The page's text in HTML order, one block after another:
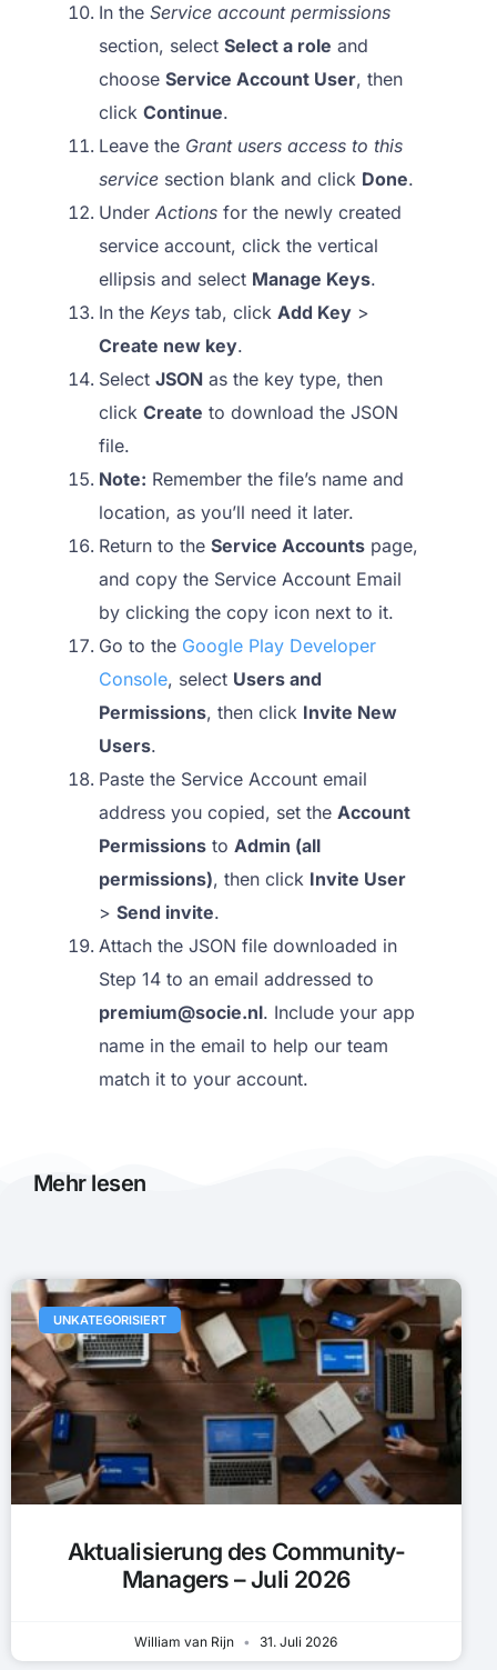
In the Service account permissions
section, select Select a role and
choose Service Account User, then
click Continue.
Leave the Grant users access to this
servicesection blank and click Done.
Under Actionsfor the newly created
service account, click the vertical
ellipsis and select Manage Keys.
In the Keystab, click Add Key>
Create new key.
Select JSONas the key type, then
click Create to download the JSON
file.
Note: Remember the file’s name and
location, as you’ll need it later.
Return to the Service Accountspage,
and copy the Service Account Email
by clicking the copy icon next to it.
Go to the Google Play Developer
Console, select Users and
Permissions, then click Invite New
Users.
Paste the Service Account email
address you copied, set the Account
Permissionsto Admin (all
permissions), then click Invite User
> Send invite.
Attach the JSON file downloaded in
Step 14 to an email addressed to
premium@socie.nl. Include your app
name in the email to help our team
match it to your account.
Mehr lesen
UNKATEGORISIERT
Aktualisierung des Community-
Managers – Juli 2026
William van Rijn 31. Juli 2026